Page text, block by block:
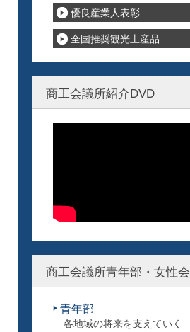
優良産業人表彰
全国推奨観光土産品
商工会議所紹介DVD
商工会議所青年部・女性会
青年部
各地域の将来を支えていく